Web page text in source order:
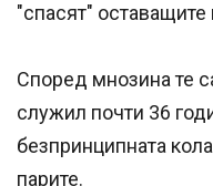
"спасят" оставащите
Според мнозина те
служил почти 36
безпринципната
парите.